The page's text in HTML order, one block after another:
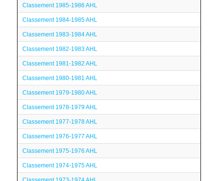
Classement 1985-1986 AHL
Classement 1984-1985 AHL
Classement 1983-1984 AHL
Classement 1982-1983 AHL
Classement 1981-1982 AHL
Classement 1980-1981 AHL
Classement 1979-1980 AHL
Classement 1978-1979 AHL
Classement 1977-1978 AHL
Classement 1976-1977 AHL
Classement 1975-1976 AHL
Classement 1974-1975 AHL